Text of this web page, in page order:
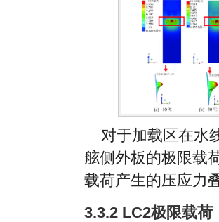
对于加载区在水
舷侧外板的极限载
载荷产生的压应力
3.3.2 LC2极限载荷